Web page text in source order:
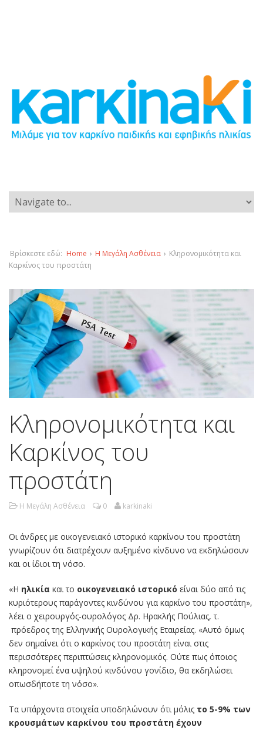
Βρίσκεστε εδώ: Home › Η Μεγάλη Ασθένεια › Κληρονομικότητα και
Καρκίνος του προστάτη
Κληρονομικότητα και
Καρκίνος του
προστάτη
Η Μεγάλη Ασθένεια 0 karkinaki
Οι άνδρες με οικογενειακό ιστορικό καρκίνου του προστάτη
γνωρίζουν ότι διατρέχουν αυξημένο κίνδυνο να εκδηλώσουν
και οι ίδιοι τη νόσο.
«Η ηλικία και το οικογενειακό ιστορικό είναι δύο από τις
κυριότερους παράγοντες κινδύνου για καρκίνο του προστάτη»,
λέει ο χειρουργός-ουρολόγος Δρ. Ηρακλής Πούλιας, τ.
πρόεδρος της Ελληνικής Ουρολογικής Εταιρείας. «Αυτό όμως
δεν σημαίνει ότι ο καρκίνος του προστάτη είναι στις
περισσότερες περιπτώσεις κληρονομικός. Ούτε πως όποιος
κληρονομεί ένα υψηλού κινδύνου γονίδιο, θα εκδηλώσει
οπωσδήποτε τη νόσο».
Τα υπάρχοντα στοιχεία υποδηλώνουν ότι μόλις το 5-9% των
κρουσμάτων καρκίνου του προστάτη έχουν